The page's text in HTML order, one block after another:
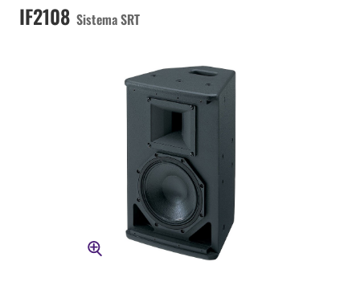
IF2108 Sistema SRT